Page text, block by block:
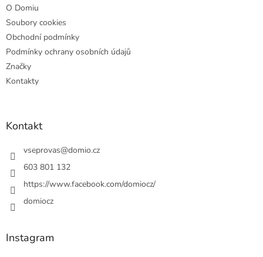
O Domiu
Soubory cookies
Obchodní podmínky
Podmínky ochrany osobních údajů
Značky
Kontakty
Kontakt
vseprovas@domio.cz
603 801 132
https://www.facebook.com/domiocz/
domiocz
Instagram